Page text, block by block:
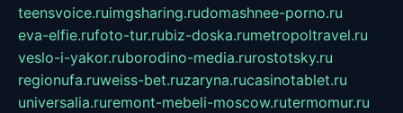
teensvoice.ruimgsharing.rudomashnee-porno.ru
eva-elfie.rufoto-tur.rubiz-doska.rumetropoltravel.ru
veslo-i-yakor.ruborodino-media.rurostotsky.ru
regionufa.ruweiss-bet.ruzaryna.rucasinotablet.ru
universalia.ruremont-mebeli-moscow.rutermomur.ru